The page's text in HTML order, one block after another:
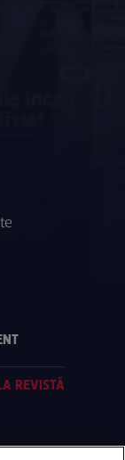
REVISTĂ